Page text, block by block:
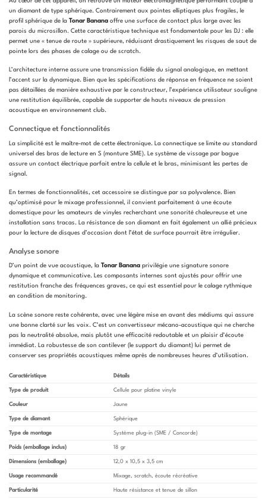
un diamant de type sphérique. Contrairement aux pointes elliptiques plus fragiles, le
profil sphérique de la Tonar Banana offre une surface de contact plus large avec les
parois du microsillon. Cette caractéristique technique est fondamentale pour les DJ : elle
permet une « tenue de route » supérieure, réduisant drastiquement les risques de saut de
pointe lors des phases de calage ou de scratch.
L’architecture interne assure une transmission fidèle du signal analogique, en mettant
l’accent sur la dynamique. Bien que les spécifications de réponse en fréquence ne soient
pas détaillées de manière exhaustive par le constructeur, l’expérience utilisateur souligne
une restitution équilibrée, capable de supporter de hauts niveaux de pression
acoustique en environnement club.
Connectique et fonctionnalités
La simplicité est le maître-mot de cette électronique. La connectique se limite au standard
universel des bras de lecture en S (monture SME). Le système de vissage par bague
assure un contact électrique parfait entre la cellule et le bras, minimisant les pertes de
signal.
En termes de fonctionnalités, cet accessoire se distingue par sa polyvalence. Bien
qu’optimisé pour le mixage professionnel, il convient parfaitement à une écoute
domestique pour les amateurs de vinyles recherchant une sonorité chaleureuse et une
installation sans tracas. La résistance de son diamant en fait également un allié précieux
pour la lecture de disques d’occasion dont l’état de surface pourrait être irrégulier.
Analyse sonore
D’un point de vue acoustique, la Tonar Banana privilégie une signature sonore
dynamique et communicative. Les composants internes sont ajustés pour offrir une
restitution franche des fréquences graves, ce qui est essentiel pour le calage rythmique
en condition de monitoring.
La scène sonore reste cohérente, avec une légère mise en avant des médiums qui assure
une bonne clarté sur les voix. C’est un convertisseur mécano-acoustique qui ne cherche
pas la neutralité absolue, mais plutôt une efficacité redoutable et un plaisir d’écoute
immédiat. La robustesse de son cantilever (le support du diamant) lui permet de
conserver ses propriétés acoustiques même après de nombreuses heures d’utilisation.
Caractéristique Détails
Type de produit Cellule pour platine vinyle
Couleur Jaune
Type de diamant Sphérique
Type de montage Système plug-in (SME / Concorde)
Poids (emballage inclus) 18 gr
Dimensions (emballage) 12,0 x 10,5 x 3,5 cm
Usage recommandé Mixage, scratch, écoute récréative
Particularité Haute résistance et tenue de sillon